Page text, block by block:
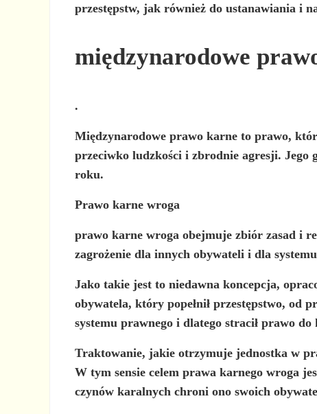
przestępstw, jak również do ustanawiania i
międzynarodowe
.
Międzynarodowe prawo karne to prawo,
przeciwko ludzkości i zbrodnie agresji. Jego
roku.
Prawo karne wroga
prawo karne wroga obejmuje zbiór zasad i
zagrożenie dla innych obywateli i dla
Jako takie jest to niedawna koncepcja,
obywatela, który popełnił przestępstwo, od
systemu prawnego i dlatego stracił prawo do
Traktowanie, jakie otrzymuje jednostka w
W tym sensie celem prawa karnego wroga
czynów karalnych chroni ono swoich